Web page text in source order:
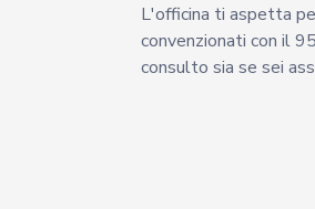
L'officina ti aspetta
convenzionati con il
consulto sia se sei